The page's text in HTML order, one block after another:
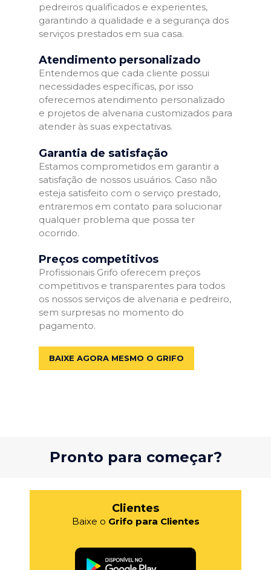
pedreiros qualificados e experientes,
garantindo a qualidade e a segurança dos
serviços prestados em sua casa.
Atendimento personalizado
Entendemos que cada cliente possui
necessidades específicas, por isso
oferecemos atendimento personalizado
e projetos de alvenaria customizados para
atender às suas expectativas.
Garantia de satisfação
Estamos comprometidos em garantir a
satisfação de nossos usuários. Caso não
esteja satisfeito com o serviço prestado,
entraremos em contato para solucionar
qualquer problema que possa ter
ocorrido.
Preços competitivos
Profissionais Grifo oferecem preços
competitivos e transparentes para todos
os nossos serviços de alvenaria e pedreiro,
sem surpresas no momento do
pagamento.
BAIXE AGORA MESMO O GRIFO
Pronto para começar?
Clientes
Baixe o Grifo para Clientes